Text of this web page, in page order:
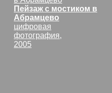
Пейзаж с мостиком в
Абрамцево
цифровая
фотография,
2005